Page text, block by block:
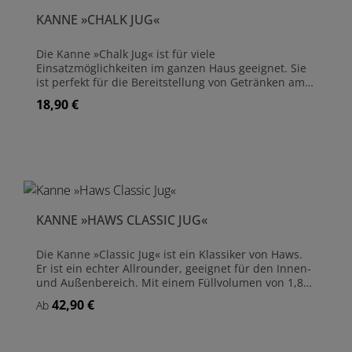
praktischen Tragegriffen
KANNE »CHALK JUG«
Die Kanne »Chalk Jug« ist für viele
Einsatzmöglichkeiten im ganzen Haus geeignet. Sie
ist perfekt für die Bereitstellung von Getränken am
Esstisch, kann zum Blumengießen verwendet
werden, selbst als Vase für Ihre Tischblumen ist die
pulverbeschichtetem Stahl hergestellt und hat ein
Fassungsvermögen von 1,8 Litern. Abmessungen:
pulverbeschichtetem Stahl Fassungsvermögen: 1,8
Seifenlauge waschen.
Regulärer Preis:
18,90 €
KANNE »HAWS CLASSIC JUG«
Die Kanne »Classic Jug« ist ein Klassiker von Haws.
Er ist ein echter Allrounder, geeignet für den Innen-
und Außenbereich. Mit einem Füllvolumen von 1,8
Litern kann die Kanne zum Bewässern oder als Vase
für Schnittblumen verwendet werden.Die Kanne
Regulärer Preis:
Ab 42,90 €